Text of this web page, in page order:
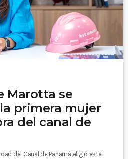
Marotta se
primera mujer
del canal de
del Canal de Panamá eligió este